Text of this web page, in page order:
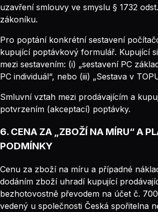
uzavření smlouvy ve smyslu § 1732
zákoníku.
Pro poptání konkrétní sestavení
kupující poptávkový formulář. Kupující
mezi sestavením: (i) „sestavení PC
PC individuál“, nebo (iii) „Sestava v
Smluvní vztah mezi prodávajícím a
potvrzením (akceptací) poptávky.
6. CENA ZA „ZBOŽÍ NA MÍRU“ A
PODMÍNKY
Cenu za zboží na míru a případné
dodáním zboží uhradí kupující
bezhotovostně převodem na účet č.
vedený u společnosti Česká spořitelna